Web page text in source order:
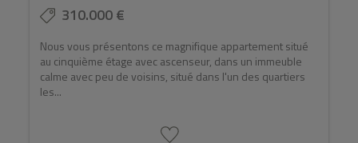
310.000 €
Nous vous présentons ce magnifique appartement situé
au cinquième étage avec ascenseur, dans un immeuble
calme avec peu de voisins, situé dans l'un des quartiers
les...